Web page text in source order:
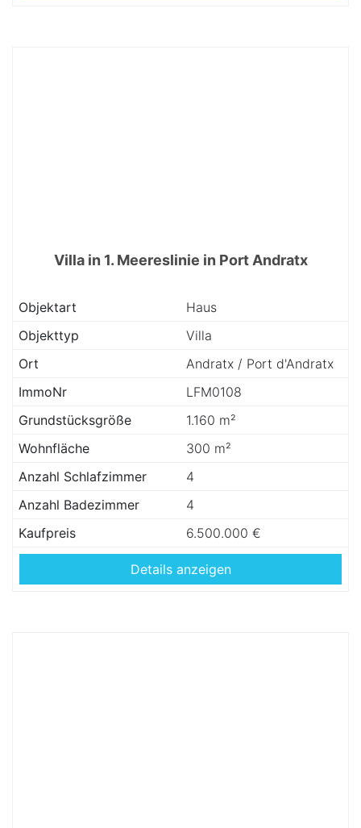
Villa in 1. Meereslinie in Port Andratx
Objektart
Haus
Objekttyp
Villa
Ort
Andratx / Port d'Andratx
ImmoNr
LFM0108
Grundstücksgröße
1.160 m²
Wohnfläche
300 m²
Anzahl Schlafzimmer
4
Anzahl Badezimmer
4
Kaufpreis
6.500.000 €
Details anzeigen